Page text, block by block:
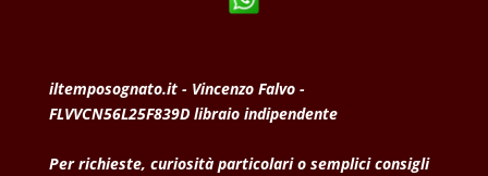
iltemposognato.it - Vincenzo Falvo -
FLVVCN56L25F839D libraio indipendente
Per richieste, curiosità particolari o semplici consigli